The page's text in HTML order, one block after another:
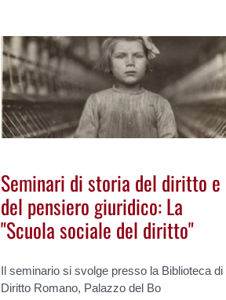
Seminari di storia del diritto e
del pensiero giuridico: La
"Scuola sociale del diritto"
Il seminario si svolge presso la Biblioteca di
Diritto Romano, Palazzo del Bo